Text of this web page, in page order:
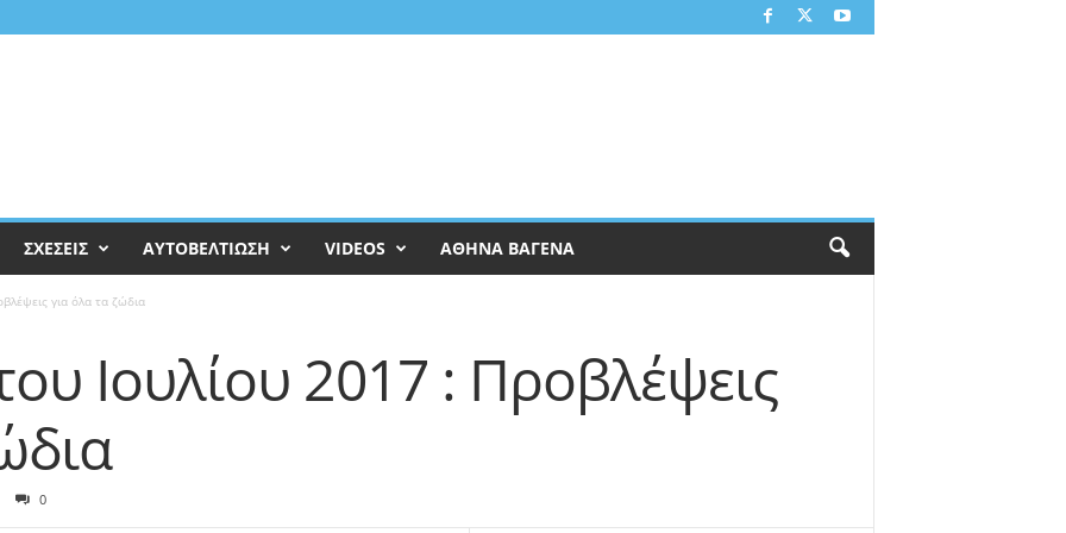
ΣΧΕΣΕΙΣ ΑΥΤΟΒΕΛΤΙΩΣΗ VIDEOS ΑΘΗΝΑ ΒΑΓΕΝΑ
για όλα τα ζώδια
Ιουλίου 2017 : Προβλέψεις
0